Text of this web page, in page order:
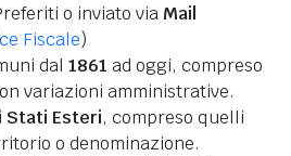
o inviato via Mail
Fiscale)
dal 1861 ad oggi, compreso
variazioni amministrative.
Stati Esteri, compreso quelli
o denominazione.